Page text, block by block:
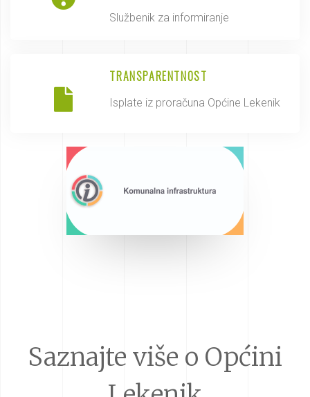
Službenik za informiranje
TRANSPARENTNOST
Isplate iz proračuna Općine Lekenik
Saznajte više o Općini